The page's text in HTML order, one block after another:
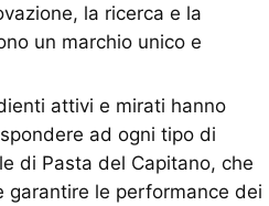
la ricerca e la
un marchio unico e
attivi e mirati hanno
ad ogni tipo di
di Pasta del Capitano, che
garantire le performance dei